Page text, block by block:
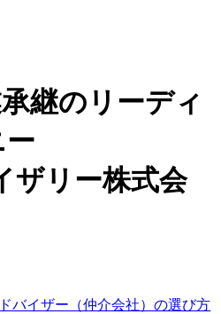
継のリーディ
ザリー株式会
バイザー（仲介会社）の選び方